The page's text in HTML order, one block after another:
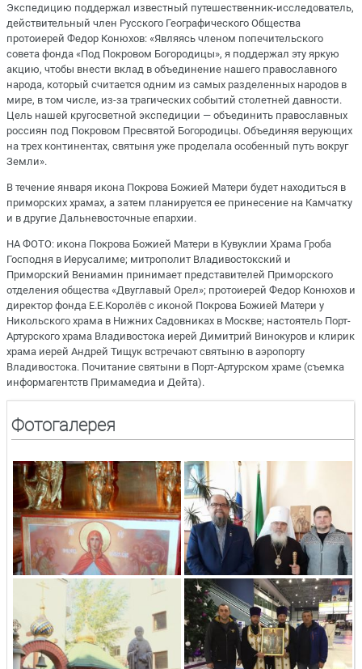
Экспедицию поддержал известный путешественник-исследователь,
действительный член Русского Географического Общества
протоиерей Федор Конюхов: «Являясь членом попечительского
совета фонда «Под Покровом Богородицы», я поддержал эту яркую
акцию, чтобы внести вклад в объединение нашего православного
народа, который считается одним из самых разделенных народов в
мире, в том числе, из-за трагических событий столетней давности.
Цель нашей кругосветной экспедиции — объединить православных
россиян под Покровом Пресвятой Богородицы. Объединяя верующих
на трех континентах, святыня уже проделала особенный путь вокруг
Земли».
В течение января икона Покрова Божией Матери будет находиться в
приморских храмах, а затем планируется ее принесение на Камчатку
и в другие Дальневосточные епархии.
НА ФОТО: икона Покрова Божией Матери в Кувуклии Храма Гроба
Господня в Иерусалиме; митрополит Владивостокский и
Приморский Вениамин принимает представителей Приморского
отделения общества «Двуглавый Орел»; протоиерей Федор Конюхов и
директор фонда Е.Е.Королёв с иконой Покрова Божией Матери у
Никольского храма в Нижних Садовниках в Москве; настоятель Порт-
Артурского храма Владивостока иерей Димитрий Винокуров и клирик
храма иерей Андрей Тищук встречают святыню в аэропорту
Владивостока. Почитание святыни в Порт-Артурском храме (съемка
информагентств Примамедиа и Дейта).
Фотогалерея